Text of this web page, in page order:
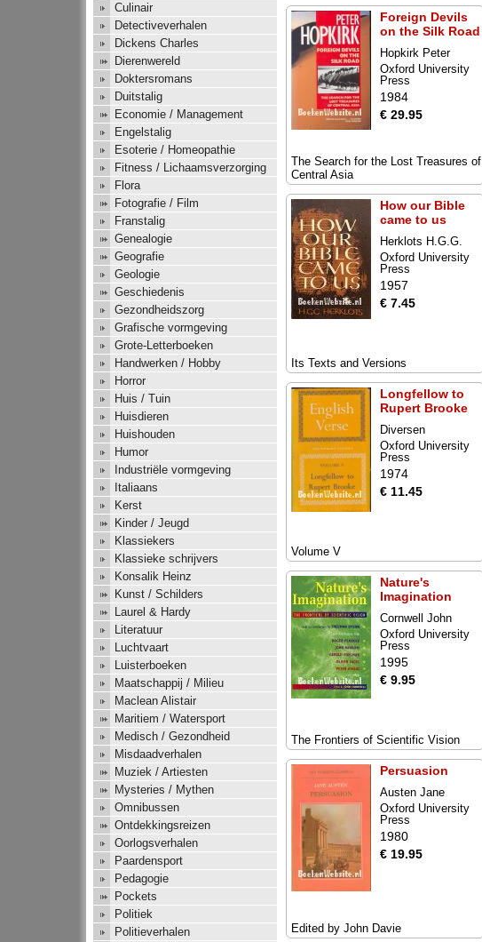
Foreign Devils
on the Silk Road
Hopkirk Peter
Oxford University
Press
1984
€ 29.95
The Search for the Lost Treasures of
Central Asia
How our Bible
came to us
Herklots H.G.G.
Oxford University
Press
1957
€ 7.45
Its Texts and Versions
Longfellow to
Rupert Brooke
Diversen
Oxford University
Press
1974
€ 11.45
Volume V
Nature's
Imagination
Cornwell John
Oxford University
Press
1995
€ 9.95
The Frontiers of Scientific Vision
Persuasion
Austen Jane
Oxford University
Press
1980
€ 19.95
Edited by John Davie
Culinair
Detectiveverhalen
Dickens Charles
Dierenwereld
Doktersromans
Duitstalig
Economie / Management
Engelstalig
Esoterie / Homeopathie
Fitness / Lichaamsverzorging
Flora
Fotografie / Film
Franstalig
Genealogie
Geografie
Geologie
Geschiedenis
Gezondheidszorg
Grafische vormgeving
Grote-Letterboeken
Handwerken / Hobby
Horror
Huis / Tuin
Huisdieren
Huishouden
Humor
Industriële vormgeving
Italiaans
Kerst
Kinder / Jeugd
Klassiekers
Klassieke schrijvers
Konsalik Heinz
Kunst / Schilders
Laurel & Hardy
Literatuur
Luchtvaart
Luisterboeken
Maatschappij / Milieu
Maclean Alistair
Maritiem / Watersport
Medisch / Gezondheid
Misdaadverhalen
Muziek / Artiesten
Mysteries / Mythen
Omnibussen
Ontdekkingsreizen
Oorlogsverhalen
Paardensport
Pedagogie
Pockets
Politiek
Politieverhalen